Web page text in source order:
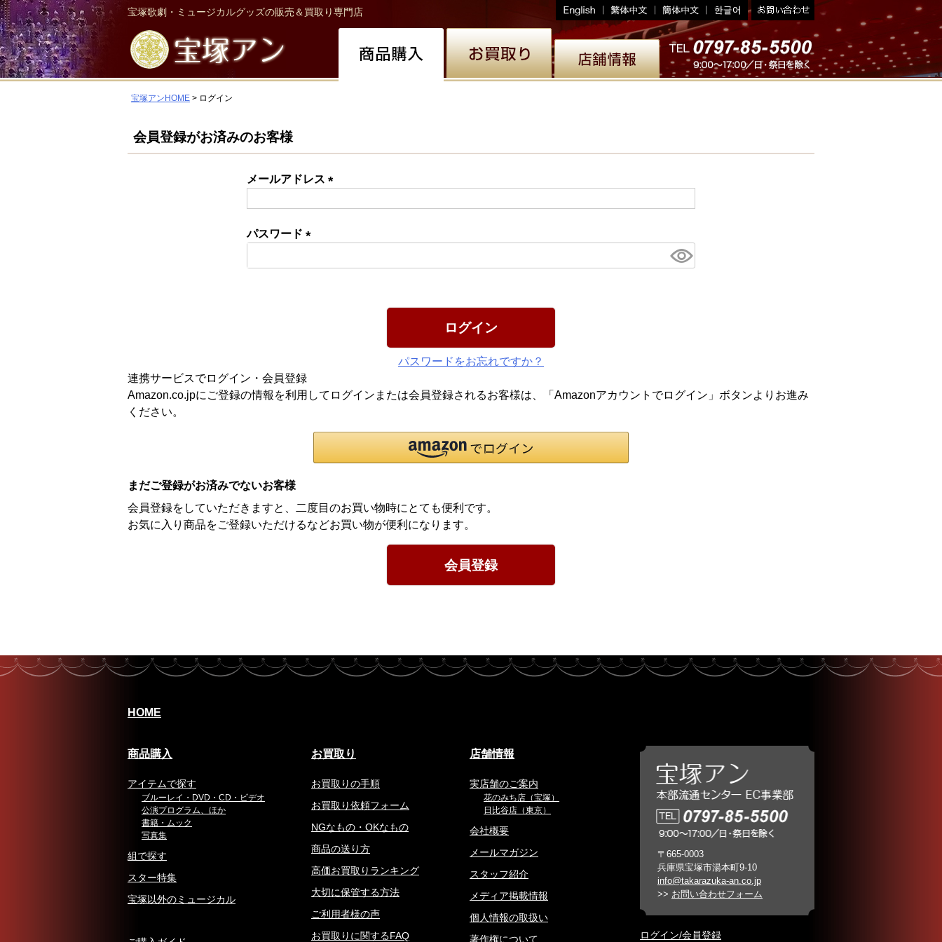
宝塚歌劇・ミュージカルグッズの販売＆買取り専門店
宝塚アンHOME ログイン
会員登録がお済みのお客様
メールアドレス
パスワード
須)
ログイン
パスワードをお忘れですか？
連携サービスでログイン・会員登録
Amazon.co.jpにご登録の情報を利用してログインまたは会員登録されるお客様は、「Amazonアカウントでログイン」ボタンよりお進み
ください。
まだご登録がお済みでないお客様
会員登録をしていただきますと、二度目のお買い物時にとても便利です。
お気に入り商品をご登録いただけるなどお買い物が便利になります。
会員登録
HOME
商品購入
アイテムで探す
ブルーレイ・DVD・CD・ビデオ
公演プログラム、ほか
書籍・ムック
写真集
組で探す
スター特集
宝塚以外のミュージカル
お買取り
お買取りの手順
お買取り依頼フォーム
NGなもの・OKなもの
商品の送り方
高価お買取りランキング
大切に保管する方法
ご利用者様の声
お買取りに関するFAQ
店舗情報
実店舗のご案内
花のみち店（宝塚）
日比谷店（東京）
会社概要
メールマガジン
スタッフ紹介
メディア掲載情報
個人情報の取扱い
著作権について
〒665-0003
兵庫県宝塚市湯本町9-10
info@takarazuka-an.co.jp
>> お問い合わせフォーム
ログイン/会員登録